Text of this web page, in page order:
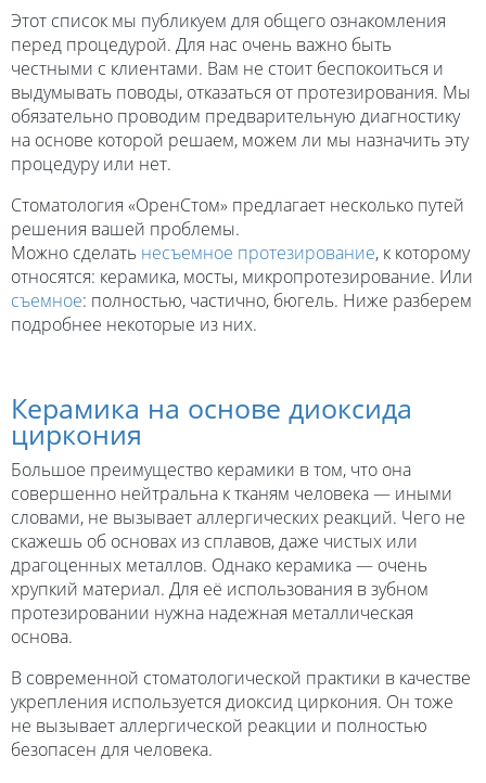
Этот список мы публикуем для общего ознакомления
перед процедурой. Для нас очень важно быть
честными с клиентами. Вам не стоит беспокоиться и
выдумывать поводы, отказаться от протезирования. Мы
обязательно проводим предварительную диагностику
на основе которой решаем, можем ли мы назначить эту
процедуру или нет.
Стоматология «ОренСтом» предлагает несколько путей
решения вашей проблемы.
Можно сделать несъемное протезирование, к которому
относятся: керамика, мосты, микропротезирование. Или
съемное: полностью, частично, бюгель. Ниже разберем
подробнее некоторые из них.
Керамика на основе диоксида
циркония
Большое преимущество керамики в том, что она
совершенно нейтральна к тканям человека — иными
словами, не вызывает аллергических реакций. Чего не
скажешь об основах из сплавов, даже чистых или
драгоценных металлов. Однако керамика — очень
хрупкий материал. Для её использования в зубном
протезировании нужна надежная металлическая
основа.
В современной стоматологической практики в качестве
укрепления используется диоксид циркония. Он тоже
не вызывает аллергической реакции и полностью
безопасен для человека.